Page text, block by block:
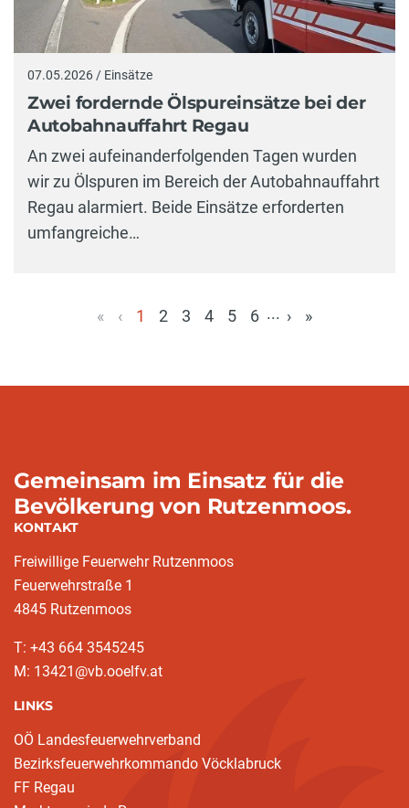
07.05.2026 / Einsätze
Zwei fordernde Ölspureinsätze bei der
Autobahnauffahrt Regau
An zwei aufeinanderfolgenden Tagen wurden
wir zu Ölspuren im Bereich der Autobahnauffahrt
Regau alarmiert. Beide Einsätze erforderten
umfangreiche…
« ‹
1
2 3 4 5 6 ... › »
Gemeinsam im Einsatz für die
Bevölkerung von Rutzenmoos.
KONTAKT
Freiwillige Feuerwehr Rutzenmoos
Feuerwehrstraße 1
4845 Rutzenmoos
T: +43 664 3545245
M: 13421@vb.ooelfv.at
LINKS
OÖ Landesfeuerwehrverband
Bezirksfeuerwehrkommando Vöcklabruck
FF Regau